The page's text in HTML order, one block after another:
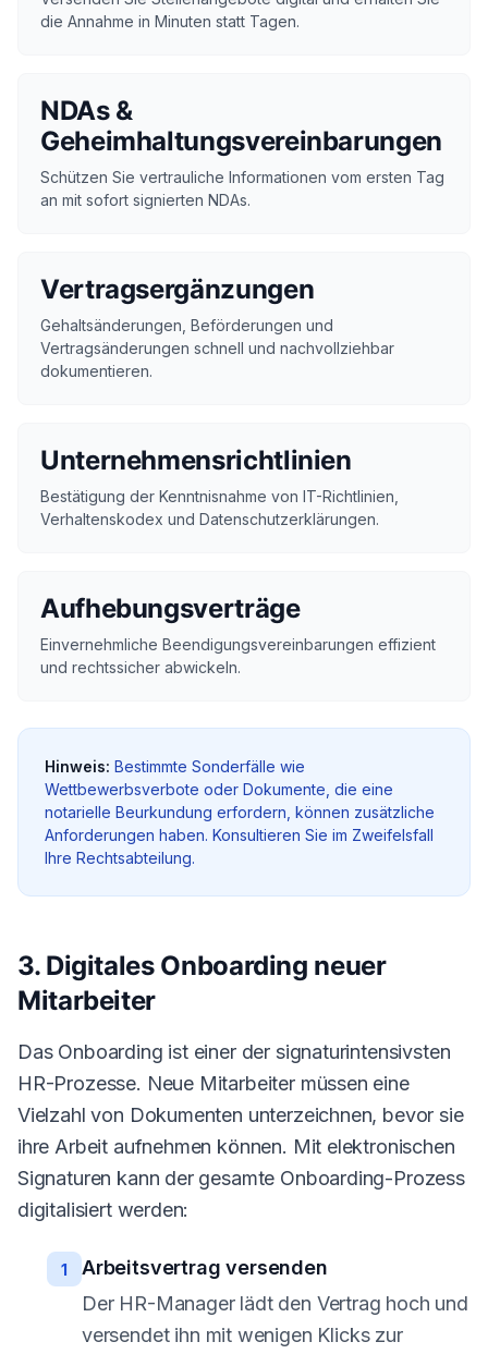
die Annahme in Minuten statt Tagen.
NDAs &
Geheimhaltungsvereinbarungen
Schützen Sie vertrauliche Informationen vom ersten Tag
an mit sofort signierten NDAs.
Vertragsergänzungen
Gehaltsänderungen, Beförderungen und
Vertragsänderungen schnell und nachvollziehbar
dokumentieren.
Unternehmensrichtlinien
Bestätigung der Kenntnisnahme von IT-Richtlinien,
Verhaltenskodex und Datenschutzerklärungen.
Aufhebungsverträge
Einvernehmliche Beendigungsvereinbarungen effizient
und rechtssicher abwickeln.
Hinweis: Bestimmte Sonderfälle wie
Wettbewerbsverbote oder Dokumente, die eine
notarielle Beurkundung erfordern, können zusätzliche
Anforderungen haben. Konsultieren Sie im Zweifelsfall
Ihre Rechtsabteilung.
3. Digitales Onboarding neuer
Mitarbeiter
Das Onboarding ist einer der signaturintensivsten
HR-Prozesse. Neue Mitarbeiter müssen eine
Vielzahl von Dokumenten unterzeichnen, bevor sie
ihre Arbeit aufnehmen können. Mit elektronischen
Signaturen kann der gesamte Onboarding-Prozess
digitalisiert werden:
1
Arbeitsvertrag versenden
Der HR-Manager lädt den Vertrag hoch und
versendet ihn mit wenigen Klicks zur